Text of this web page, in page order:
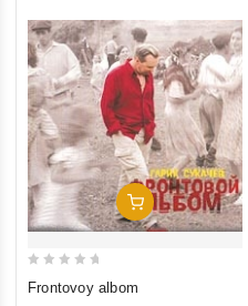
In Den Warenkorb
Frontovoy albom